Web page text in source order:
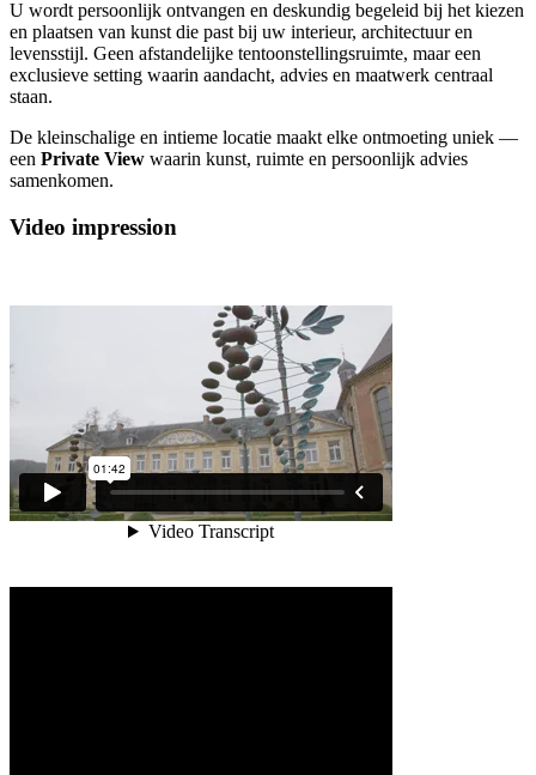
U wordt persoonlijk ontvangen en deskundig begeleid bij het kiezen
en plaatsen van kunst die past bij uw interieur, architectuur en
levensstijl. Geen afstandelijke tentoonstellingsruimte, maar een
exclusieve setting waarin aandacht, advies en maatwerk centraal
staan.
De kleinschalige en intieme locatie maakt elke ontmoeting uniek —
een Private View waarin kunst, ruimte en persoonlijk advies
samenkomen.
Video impression